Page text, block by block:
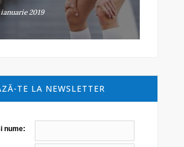
2019
TE LA NEWSLETTER
nume: